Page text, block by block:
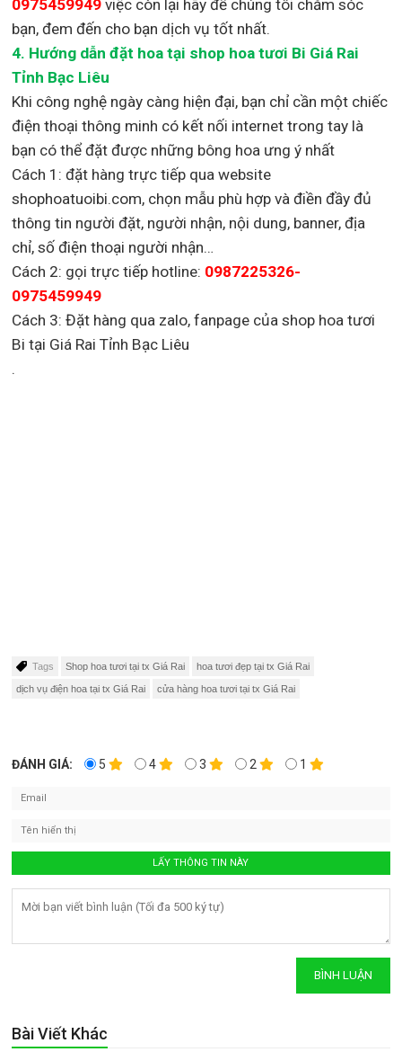
0975459949việc còn lại hãy để chúng tôi chăm sóc
bạn, đem đến cho bạn dịch vụ tốt nhất.
4. Hướng dẫn đặt hoa tại shop hoa tươi Bi Giá Rai
Tỉnh Bạc Liêu
Khi công nghệ ngày càng hiện đại, bạn chỉ cần một chiếc
điện thoại thông minh có kết nối internet trong tay là
bạn có thể đặt được những bông hoa ưng ý nhất
Cách 1: đặt hàng trực tiếp qua website
shophoatuoibi.com, chọn mẫu phù hợp và điền đầy đủ
thông tin người đặt, người nhận, nội dung, banner, địa
chỉ, số điện thoại người nhận…
Cách 2: gọi trực tiếp hotline: 0987225326-
0975459949
Cách 3: Đặt hàng qua zalo, fanpage của shop hoa tươi
Bi tại Giá Rai Tỉnh Bạc Liêu
.
Tags Shop hoa tươi tại tx Giá Rai hoa tươi đẹp tại tx Giá Rai
dịch vụ điện hoa tại tx Giá Rai cửa hàng hoa tươi tại tx Giá Rai
ĐÁNH GIÁ: 5 4 3 2 1
Bài Viết Khác